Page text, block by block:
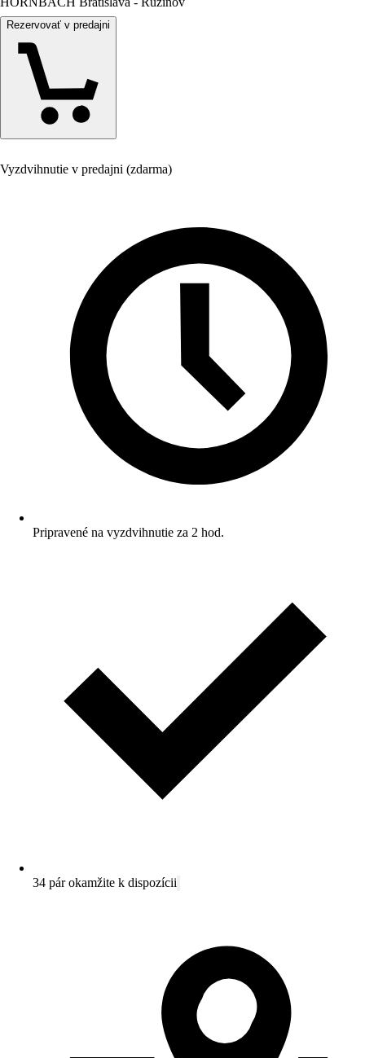
Rezervovať v predajni
Vyzdvihnutie v predajni (zdarma)
Pripravené na vyzdvihnutie za 2 hod.
34 pár okamžite k dispozícii